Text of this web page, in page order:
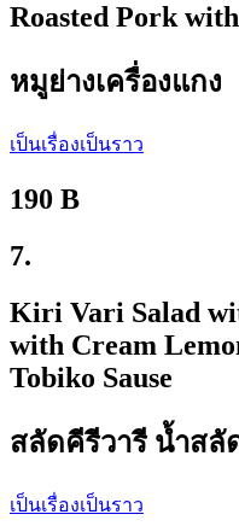
Roasted Pork
หมูย่างเครื่องแกง
เป็นเรื่องเป็นราว
190 B
7.
Kiri Vari Salad
with Cream
Tobiko Sause
สลัดคีรีวารี น้ำสลั
เป็นเรื่องเป็นราว